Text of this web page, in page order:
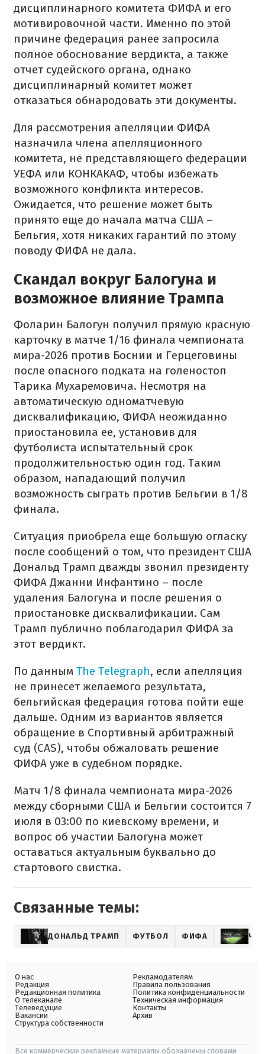
дисциплинарного комитета ФИФА и его
мотивировочной части. Именно по этой
причине федерация ранее запросила
полное обоснование вердикта, а также
отчет судейского органа, однако
дисциплинарный комитет может
отказаться обнародовать эти документы.
Для рассмотрения апелляции ФИФА
назначила члена апелляционного
комитета, не представляющего федерации
УЕФА или КОНКАКАФ, чтобы избежать
возможного конфликта интересов.
Ожидается, что решение может быть
принято еще до начала матча США –
Бельгия, хотя никаких гарантий по этому
поводу ФИФА не дала.
Скандал вокруг Балогуна и
возможное влияние Трампа
Фоларин Балогун получил прямую красную
карточку в матче 1/16 финала чемпионата
мира-2026 против Боснии и Герцеговины
после опасного подката на голеностоп
Тарика Мухаремовича. Несмотря на
автоматическую одноматчевую
дисквалификацию, ФИФА неожиданно
приостановила ее, установив для
футболиста испытательный срок
продолжительностью один год. Таким
образом, нападающий получил
возможность сыграть против Бельгии в 1/8
финала.
Ситуация приобрела еще большую огласку
после сообщений о том, что президент США
Дональд Трамп дважды звонил президенту
ФИФА Джанни Инфантино – после
удаления Балогуна и после решения о
приостановке дисквалификации. Сам
Трамп публично поблагодарил ФИФА за
этот вердикт.
По данным The Telegraph, если апелляция
не принесет желаемого результата,
бельгийская федерация готова пойти еще
дальше. Одним из вариантов является
обращение в Спортивный арбитражный
суд (CAS), чтобы обжаловать решение
ФИФА уже в судебном порядке.
Матч 1/8 финала чемпионата мира-2026
между сборными США и Бельгии состоится 7
июля в 03:00 по киевскому времени, и
вопрос об участии Балогуна может
оставаться актуальным буквально до
стартового свистка.
Связанные темы:
ДОНАЛЬД ТРАМП ФУТБОЛ ФИФА
О нас
Редакция
Редакционная политика
О телеканале
Телеведущие
Вакансии
Структура собственности
Рекламодателям
Правила пользования
Политика конфиденциальности
Техническая информация
Контакты
Архив
Все коммерческие рекламные материалы обозначены словами